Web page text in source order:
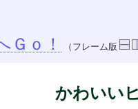
Ｇｏ！ （フレーム版
かわいい